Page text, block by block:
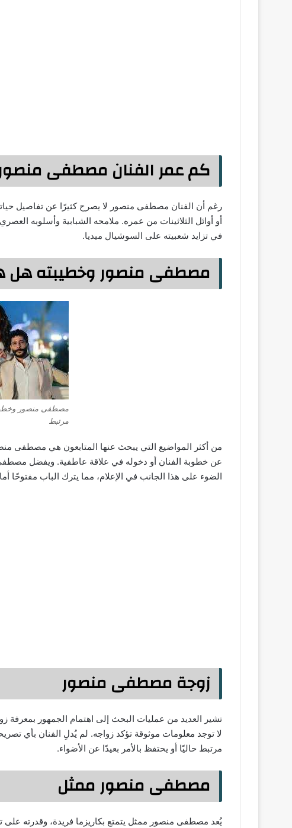
كم عمر الفنان مصطفى
رغم أن الفنان مصطفى منصور لا يصرح كثيرًا عن تفاصيل
أو أوائل الثلاثينات من عمره. ملامحه الشبابية وأسلوبه
في تزايد شعبيته على السوشيال ميديا.
مصطفى منصور وخطيبته هل
مصطفى منصور
مرتبط
من أكثر المواضيع التي يبحث عنها المتابعون هي مصطفى
عن خطوبة الفنان أو دخوله في علاقة عاطفية. ويفضل
الضوء على هذا الجانب في الإعلام، مما يترك الباب مفتوحًا
زوجة مصطفى منصور
تشير العديد من عمليات البحث إلى اهتمام الجمهور
لا توجد معلومات موثوقة تؤكد زواجه. لم يُدلِ الفنان بأي
مرتبط حاليًا أو يحتفظ بالأمر بعيدًا عن الأضواء.
مصطفى منصور ممثل
يُعد مصطفى منصور ممثل يتمتع بكاريزما فريدة، وقدرته